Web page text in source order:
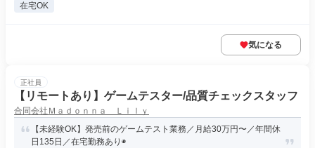
在宅OK
気になる
正社員
【リモートあり】ゲームテスター/品質チェックスタッフ
合同会社Ｍａｄｏｎｎａ Ｌｉｌｙ
【未経験OK】発売前のゲームテスト業務／月給30万円〜／年間休
日135日／在宅勤務あり◉